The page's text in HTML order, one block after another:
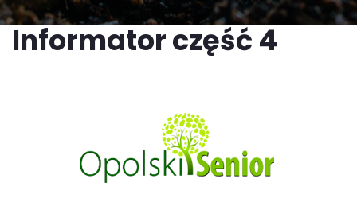
Informator część 4